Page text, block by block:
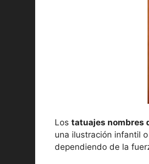
Los tatuajes nombres
una ilustración infantil
dependiendo de la